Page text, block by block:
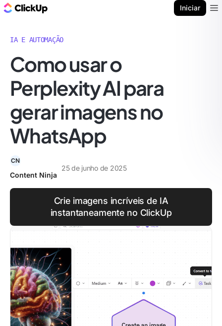
Iniciar
IA E AUTOMAÇÃO
Como usar o
Perplexity AI para
gerar imagens no
WhatsApp
CN
Content Ninja
25 de junho de 2025
Crie imagens incríveis de IA
instantaneamente no ClickUp